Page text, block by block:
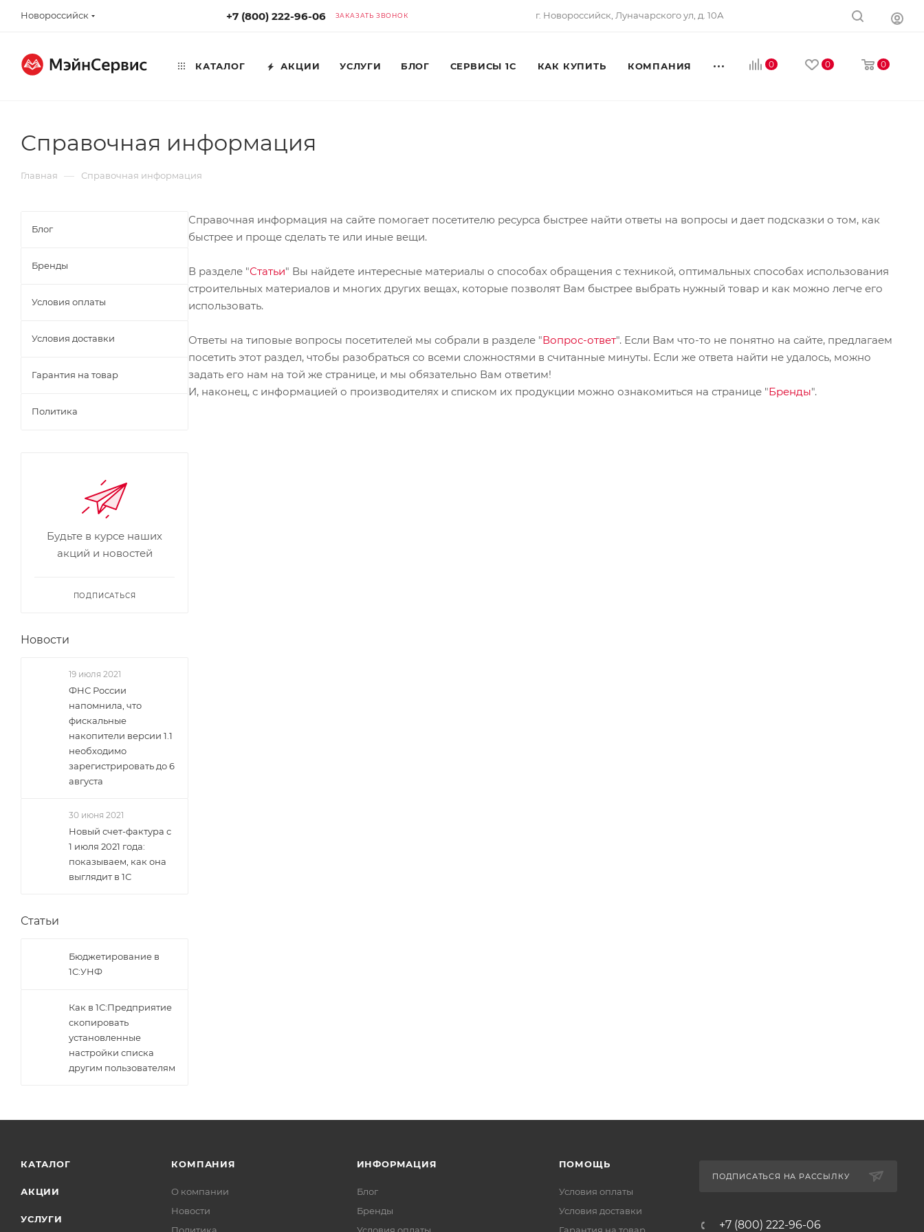
Новороссийск +7 (800) 222-96-06 ЗАКАЗАТЬ ЗВОНОК г. Новороссийск, Луначарского ул, д. 10А
0 0 0
КАТАЛОГ АКЦИИ УСЛУГИ БЛОГ СЕРВИСЫ 1С КАК КУПИТЬ КОМПАНИЯ
Справочная информация
Главная — Справочная информация
Справочная информация на сайте помогает посетителю ресурса быстрее найти ответы на вопросы и дает подсказки о том, как
быстрее и проще сделать те или иные вещи.
В разделе "Статьи" Вы найдете интересные материалы о способах обращения с техникой, оптимальных способах использования
строительных материалов и многих других вещах, которые позволят Вам быстрее выбрать нужный товар и как можно легче его
использовать.
Ответы на типовые вопросы посетителей мы собрали в разделе "Вопрос-ответ". Если Вам что-то не понятно на сайте, предлагаем
посетить этот раздел, чтобы разобраться со всеми сложностями в считанные минуты. Если же ответа найти не удалось, можно
задать его нам на той же странице, и мы обязательно Вам ответим!
И, наконец, с информацией о производителях и списком их продукции можно ознакомиться на странице "Бренды".
Блог
Бренды
Условия оплаты
Условия доставки
Гарантия на товар
Политика
Будьте в курсе наших
акций и новостей
ПОДПИСАТЬСЯ
Новости
19 июля 2021
ФНС России
напомнила, что
фискальные
накопители версии 1.1
необходимо
зарегистрировать до 6
августа
30 июня 2021
Новый счет-фактура с
1 июля 2021 года:
показываем, как она
выглядит в 1С
Статьи
Бюджетирование в
1С:УНФ
Как в 1С:Предприятие
скопировать
установленные
настройки списка
другим пользователям
КАТАЛОГ
АКЦИИ
УСЛУГИ
КОМПАНИЯ
О компании
Новости
ИНФОРМАЦИЯ
Блог
Бренды
ПОМОЩЬ
Условия оплаты
Условия доставки
ПОДПИСАТЬСЯ НА РАССЫЛКУ
+7 (800) 222-96-06